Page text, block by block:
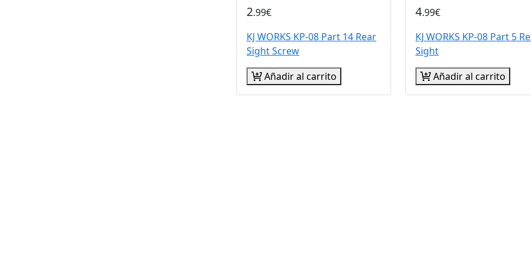
2.99€
KJ WORKS KP-08 Part 14 Rear
Sight Screw
Añadir al carrito
4.99€
KJ WORKS KP-08 Part 5
Sight
Añadir al carrito